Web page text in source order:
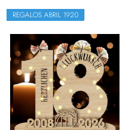
REGALOS ABRIL 1920